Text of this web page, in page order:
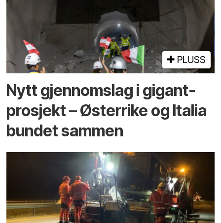
PLUSS
Nytt gjennomslag i gigant­
prosjekt – Østerrike og Italia
bundet sammen